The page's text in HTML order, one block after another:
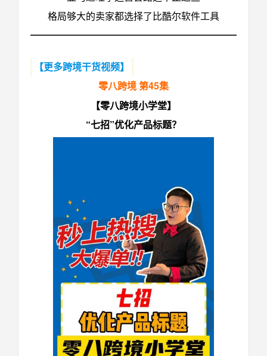
格局够大的卖家都选择了比酷尔软件工具
【更多跨境干货视频】
零八跨境 第45集
【零八跨境小学堂】
“七招”优化产品标题？